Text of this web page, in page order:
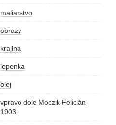
maliarstvo
obrazy
krajina
lepenka
olej
vpravo dole Moczik Felicián
1903